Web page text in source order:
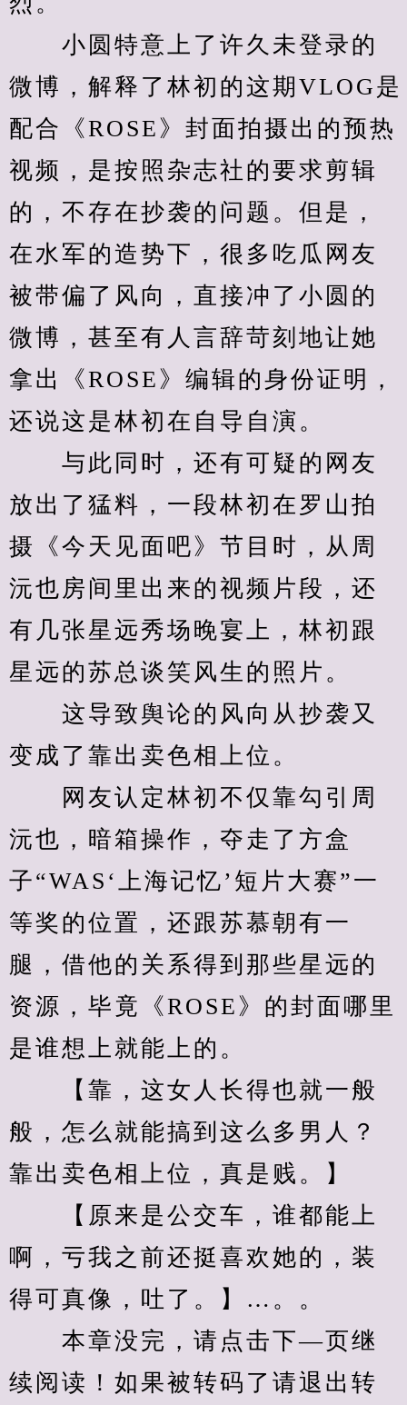
小圆特意上了许久未登录的
微博，解释了林初的这期VLOG是
配合《ROSE》封面拍摄出的预热
视频，是按照杂志社的要求剪辑
的，不存在抄袭的问题。但是，
在水军的造势下，很多吃瓜网友
被带偏了风向，直接冲了小圆的
微博，甚至有人言辞苛刻地让她
拿出《ROSE》编辑的身份证明，
还说这是林初在自导自演。
与此同时，还有可疑的网友
放出了猛料，一段林初在罗山拍
摄《今天见面吧》节目时，从周
沅也房间里出来的视频片段，还
有几张星远秀场晚宴上，林初跟
星远的苏总谈笑风生的照片。
这导致舆论的风向从抄袭又
变成了靠出卖色相上位。
网友认定林初不仅靠勾引周
沅也，暗箱操作，夺走了方盒
子“WAS‘上海记忆’短片大赛”一
等奖的位置，还跟苏慕朝有一
腿，借他的关系得到那些星远的
资源，毕竟《ROSE》的封面哪里
是谁想上就能上的。
【靠，这女人长得也就一般
般，怎么就能搞到这么多男人？
靠出卖色相上位，真是贱。】
【原来是公交车，谁都能上
啊，亏我之前还挺喜欢她的，装
得可真像，吐了。】…。。
本章没完，请点击下—页继
续阅读！如果被转码了请退出转